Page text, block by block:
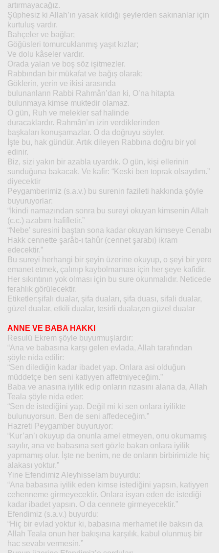
artırmayacağız.
Şüphesiz ki Allah’ın yasak kıldığı şeylerden sakınanlar için
kurtuluş vardır.
Bahçeler ve bağlar;
Göğüsleri tomurcuklanmış yaşıt kızlar;
Ve dolu kâseler vardır.
Orada yalan ve boş söz işitmezler.
Rabbından bir mükafat ve bağış olarak;
Göklerin, yerin ve ikisi arasında
bulunanların Rabbi Rahmân’dan ki, O’na hitapta
bulunmaya kimse muktedir olamaz.
O gün, Ruh ve melekler saf halinde
duracaklardır. Rahmân’ın izin verdiklerinden
başkaları konuşamazlar. O da doğruyu söyler.
İşte bu, hak gündür. Artık dileyen Rabbına doğru bir yol
edinir.
Biz, sizi yakın bir azabla uyardık. O gün, kişi ellerinin
sunduğuna bakacak. Ve kafir: “Keski ben toprak olsaydım.”
diyecektir
Peygamberimiz (s.a.v.) bu surenin fazileti hakkında şöyle
buyuruyorlar:
“İkindi namazından sonra bu sureyi okuyan kimsenin Allah
(c.c.) azabım hafifletir.”
“Nebe’ suresini baştan sona kadar okuyan kimseye Cenabı
Hakk cennette şarâb-ı tahûr (cennet şarabı) ikram
edecektir.”
Bu sureyi herhangi bir şeyin üzerine okuyup, o şeyi bir yere
emanet etmek, çalınıp kaybolmaması için her şeye kafidir.
Her sıkıntının yok olması için bu sure okunmalıdır. Neticede
ferahlık görülecektir.
Etiketler:şifalı dualar, şifa duaları, şifa duası, sifali dualar,
güzel dualar, etkili dualar, tesirli dualar,en güzel dualar
ANNE VE BABA HAKKI
Resulü Ekrem şöyle buyurmuşlardır:
“Ana ve babasına karşı gelen evlada, Allah tarafından
şöyle nida edilir:
“Sen dilediğin kadar ibadet yap. Onlara asi olduğun
müddetçe ben seni katiyyen affetmiyeceğim.”
Baba ve anasına iyilik edip onların rızasını alana da, Allah
Teala şöyle nida eder:
“Sen de istediğini yap. Değil mi ki sen onlara iyilikte
bulunuyorsun. Ben de seni affedeceğim.”
Hazreti Peygamber buyuruyor:
“Kur’an’ı okuyup da onunla amel etmeyen, onu okumamış
sayılır, ana ve babasına sert gözle bakan onlara iyilik
yapmamış olur. İşte ne benim, ne de onların birbirimizle hiç
alakası yoktur.”
Yine Efendimiz Aleyhisselam buyurdu:
“Ana babasına iyilik eden kimse istediğini yapsın, katiyyen
cehenneme girmeyecektir. Onlara isyan eden de istediği
kadar ibadet yapsın. O da cennete girmeyecektir.”
Efendimiz (s.a.v.) buyurdu:
“Hiç bir evlad yoktur ki, babasına merhamet ile baksın da
Allah Teala onun her bakışına karşılık, kabul olunmuş bir
hac sevabı vermesin.”